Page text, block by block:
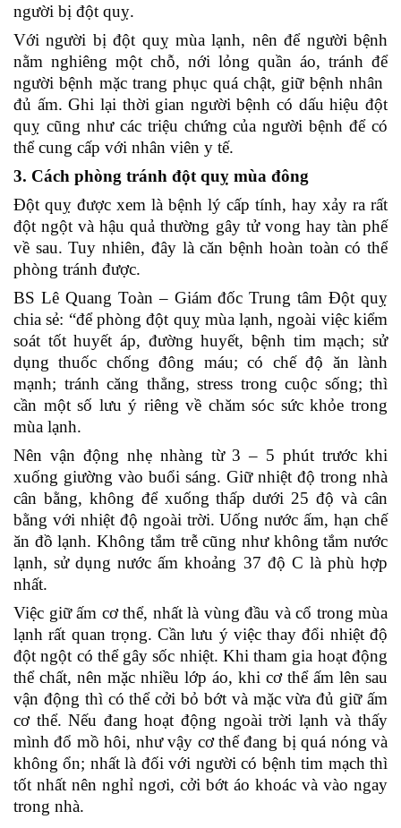
người bị đột quỵ.
Với người bị đột quỵ mùa lạnh, nên để người bệnh
nằm nghiêng một chỗ, nới lỏng quần áo, tránh để
người bệnh mặc trang phục quá chật, giữ bệnh nhân
đủ ấm. Ghi lại thời gian người bệnh có dấu hiệu đột
quỵ cũng như các triệu chứng của người bệnh để có
thể cung cấp với nhân viên y tế.
3. Cách phòng tránh đột quỵ mùa đông
Đột quỵ được xem là bệnh lý cấp tính, hay xảy ra rất
đột ngột và hậu quả thường gây tử vong hay tàn phế
về sau. Tuy nhiên, đây là căn bệnh hoàn toàn có thể
phòng tránh được.
BS Lê Quang Toàn – Giám đốc Trung tâm Đột quỵ
chia sẻ: “để phòng đột quỵ mùa lạnh, ngoài việc kiểm
soát tốt huyết áp, đường huyết, bệnh tim mạch; sử
dụng thuốc chống đông máu; có chế độ ăn lành
mạnh; tránh căng thẳng, stress trong cuộc sống; thì
cần một số lưu ý riêng về chăm sóc sức khỏe trong
mùa lạnh.
Nên vận động nhẹ nhàng từ 3 – 5 phút trước khi
xuống giường vào buổi sáng. Giữ nhiệt độ trong nhà
cân bằng, không để xuống thấp dưới 25 độ và cân
bằng với nhiệt độ ngoài trời. Uống nước ấm, hạn chế
ăn đồ lạnh. Không tắm trễ cũng như không tắm nước
lạnh, sử dụng nước ấm khoảng 37 độ C là phù hợp
nhất.
Việc giữ ấm cơ thể, nhất là vùng đầu và cổ trong mùa
lạnh rất quan trọng. Cần lưu ý việc thay đổi nhiệt độ
đột ngột có thể gây sốc nhiệt. Khi tham gia hoạt động
thể chất, nên mặc nhiều lớp áo, khi cơ thể ấm lên sau
vận động thì có thể cởi bỏ bớt và mặc vừa đủ giữ ấm
cơ thể. Nếu đang hoạt động ngoài trời lạnh và thấy
mình đổ mồ hôi, như vậy cơ thể đang bị quá nóng và
không ổn; nhất là đối với người có bệnh tim mạch thì
tốt nhất nên nghỉ ngơi, cởi bớt áo khoác và vào ngay
trong nhà.